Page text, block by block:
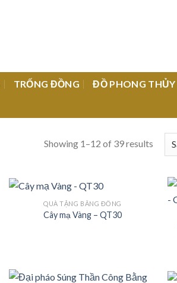
TRỐNG ĐỒNG ĐỒ PHONG THỦY
Showing 1–12 of 39 results
QUÀ TẶNG BẰNG ĐỒNG
Cây mạ Vàng – QT30